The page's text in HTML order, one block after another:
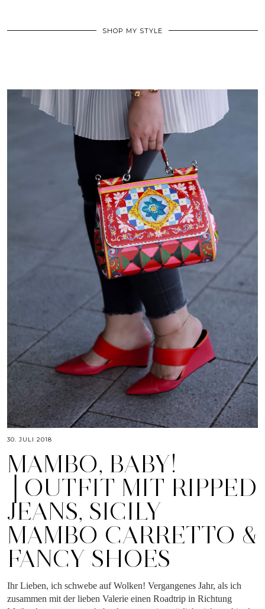
SHOP MY STYLE
30. JULI 2018
MAMBO, BABY!
│OUTFIT MIT RIPPED
JEANS, SICILY
MAMBO CARRETTO &
FANCY SHOES
Ihr Lieben, ich schwebe auf Wolken! Vergangenes Jahr, als ich
zusammen mit der lieben Valerie einen Roadtrip in Richtung